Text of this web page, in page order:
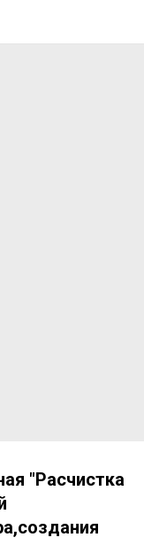
"Расчистка